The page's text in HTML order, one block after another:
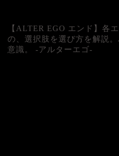
【ALTER EGO エンド】各
の、選択肢を選び方を解説
意識。 -アルターエゴ-